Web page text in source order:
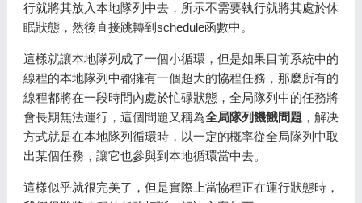
行就將其放入本地隊列中去，所示不需要執行就將其處於休
眠狀態，然後直接跳轉到schedule函數中。
這樣就讓本地隊列成了一個小循環，但是如果目前系統中的
線程的本地隊列中都擁有一個超大的協程任務，那麼所有的
線程都將在一段時間內處於忙碌狀態，全局隊列中的任務將
會長期無法運行，這個問題又稱為全局隊列饑餓問題 ，解决
方式就是在本地隊列循環時，以一定的概率從全局隊列中取
出某個任務，讓它也參與到本地循環當中去。
這樣似乎就很完美了，但是實際上當協程正在運行狀態時，